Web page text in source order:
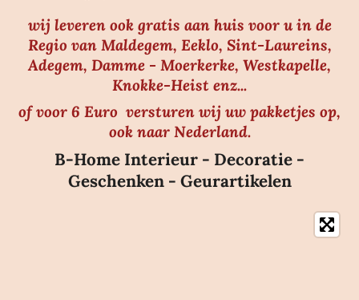
wij leveren ook gratis aan huis voor u in de
Regio van Maldegem, Eeklo, Sint-Laureins,
Adegem, Damme - Moerkerke, Westkapelle,
Knokke-Heist enz...
of voor 6 Euro versturen wij uw pakketjes op,
ook naar Nederland.
B-Home Interieur - Decoratie -
Geschenken - Geurartikelen